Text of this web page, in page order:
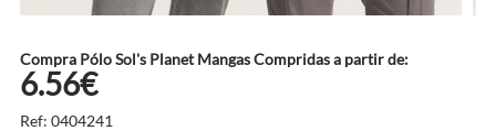
Compra Pólo Sol's Planet Mangas Compridas a partir de:
6.56€
Ref: 0404241